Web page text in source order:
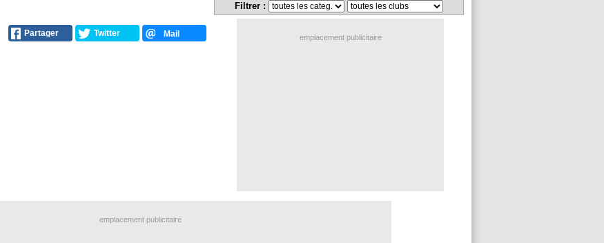
Partager Twitter Mail
Filtrer :
emplacement publicitaire
emplacement publicitaire